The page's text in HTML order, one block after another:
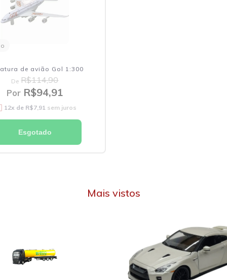
de avião Gol 1:300
De R$114,90
PorR$94,91
12x de R$7,91 sem juros
Esgotado
Mais vistos